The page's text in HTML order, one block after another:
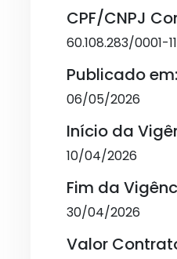
CPF/CNPJ
60.108.283/0001-11
Publicado em:
06/05/2026
Início da
10/04/2026
Fim da
30/04/2026
Valor